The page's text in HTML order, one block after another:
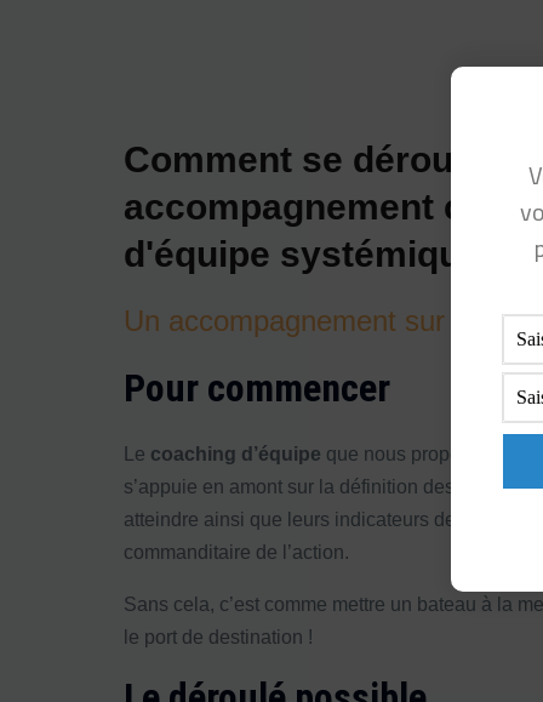
Comment se déroule
accompagnement
d'équipe systémique ?
Un accompagnement sur
Pour commencer
Le coaching d’équipe que nous proposons et
s’appuie en amont sur la définition des objectifs
atteindre ainsi que leurs indicateurs de mesure
commanditaire de l’action.
Sans cela, c’est comme mettre un bateau à la
le port de destination !